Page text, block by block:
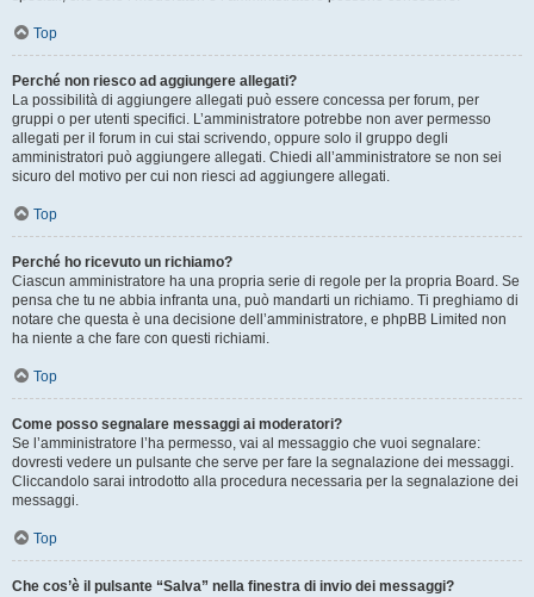
Top
Perché non riesco ad aggiungere allegati?
La possibilità di aggiungere allegati può essere concessa per forum, per
gruppi o per utenti specifici. L’amministratore potrebbe non aver permesso
allegati per il forum in cui stai scrivendo, oppure solo il gruppo degli
amministratori può aggiungere allegati. Chiedi all’amministratore se non sei
sicuro del motivo per cui non riesci ad aggiungere allegati.
Top
Perché ho ricevuto un richiamo?
Ciascun amministratore ha una propria serie di regole per la propria Board. Se
pensa che tu ne abbia infranta una, può mandarti un richiamo. Ti preghiamo di
notare che questa è una decisione dell’amministratore, e phpBB Limited non
ha niente a che fare con questi richiami.
Top
Come posso segnalare messaggi ai moderatori?
Se l’amministratore l’ha permesso, vai al messaggio che vuoi segnalare:
dovresti vedere un pulsante che serve per fare la segnalazione dei messaggi.
Cliccandolo sarai introdotto alla procedura necessaria per la segnalazione dei
messaggi.
Top
Che cos’è il pulsante “Salva” nella finestra di invio dei messaggi?